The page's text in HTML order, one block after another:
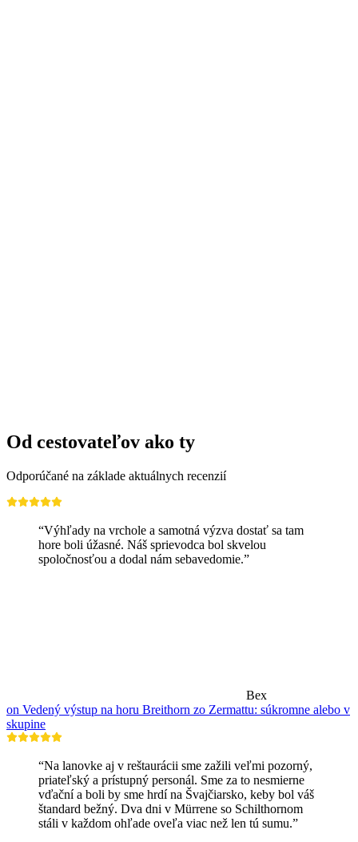
Od cestovateľov ako ty
Odporúčané na základe aktuálnych recenzií
“Výhľady na vrchole a samotná výzva dostať sa tam
hore boli úžasné. Náš sprievodca bol skvelou
spoločnosťou a dodal nám sebavedomie.”
Bex
on Vedený výstup na horu Breithorn zo Zermattu: súkromne alebo v
skupine
“Na lanovke aj v reštaurácii sme zažili veľmi pozorný,
priateľský a prístupný personál. Sme za to nesmierne
vďační a boli by sme hrdí na Švajčiarsko, keby bol váš
štandard bežný. Dva dni v Mürrene so Schilthornom
stáli v každom ohľade oveľa viac než len tú sumu.”